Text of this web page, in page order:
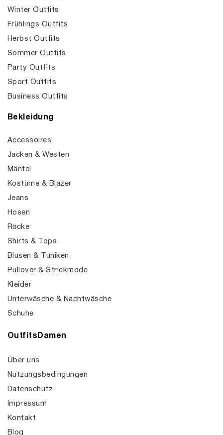
Winter Outfits
Frühlings Outfits
Herbst Outfits
Sommer Outfits
Party Outfits
Sport Outfits
Business Outfits
Bekleidung
Accessoires
Jacken & Westen
Mäntel
Kostüme & Blazer
Jeans
Hosen
Röcke
Shirts & Tops
Blusen & Tuniken
Pullover & Strickmode
Kleider
Unterwäsche & Nachtwäsche
Schuhe
OutfitsDamen
Über uns
Nutzungsbedingungen
Datenschutz
Impressum
Kontakt
Blog